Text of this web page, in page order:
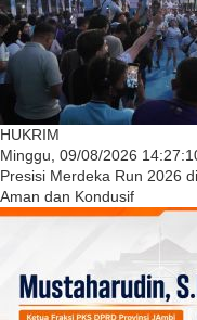
HUKRIM
Minggu, 09/08/2026
Presisi Merdeka Run 2026
Aman dan Kondusif